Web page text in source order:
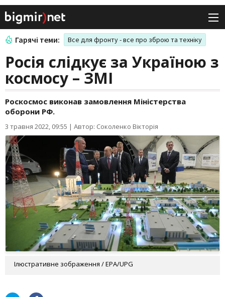
Гарячі теми: Все для фронту - все про зброю та техніку
Росія слідкує за Україною з
космосу – ЗМІ
Роскосмос виконав замовлення Міністерства
оборони РФ.
3 травня 2022, 09:55 | Автор: Соколенко Вікторія
Ілюстративне зображення / EPA/UPG